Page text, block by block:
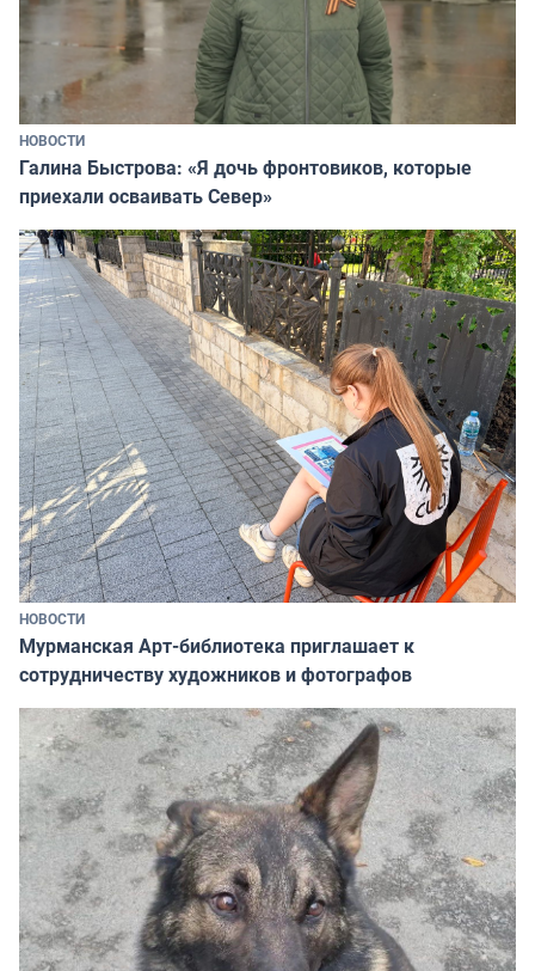
НОВОСТИ
Галина Быстрова: «Я дочь фронтовиков, которые
приехали осваивать Север»
НОВОСТИ
Мурманская Арт-библиотека приглашает к
сотрудничеству художников и фотографов